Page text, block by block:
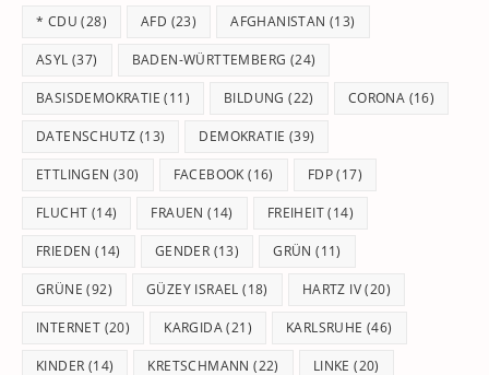
* CDU (28) AFD (23) AFGHANISTAN (13)
ASYL (37) BADEN-WÜRTTEMBERG (24)
BASISDEMOKRATIE (11) BILDUNG (22) CORONA (16)
DATENSCHUTZ (13) DEMOKRATIE (39)
ETTLINGEN (30) FACEBOOK (16) FDP(17)
FLUCHT (14) FRAUEN (14) FREIHEIT(14)
FRIEDEN (14) GENDER (13) GRÜN (11)
GRÜNE (92) GÜZEY ISRAEL (18) HARTZ IV(20)
INTERNET (20) KARGIDA(21) KARLSRUHE (46)
KINDER (14) KRETSCHMANN (22) LINKE (20)